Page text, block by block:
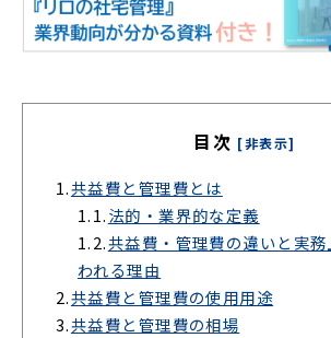
目次 [非表示]
1.共益費と管理費とは
1.1.法的・業界的な定義
1.2.共益費・管理費の違いと実
われる理由
2.共益費と管理費の使用用途
3.共益費と管理費の相場